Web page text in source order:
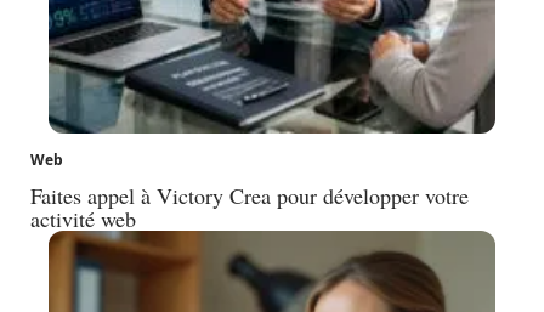
Web
Faites appel à Victory Crea pour développer votre
activité web